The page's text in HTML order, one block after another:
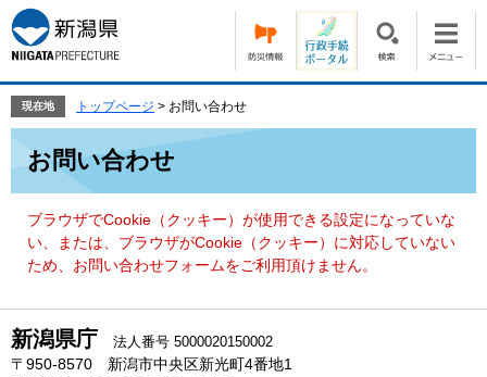
ー
ジ
の
頭
す。
ニ
ュ
ー
飛
て
現在地 トップページ > お問い合わせ
お問い合わせ
ブラウザでCookie（クッキー）が使用できる設定になっていな
い、または、ブラウザがCookie（クッキー）に対応していない
ため、お問い合わせフォームをご利用頂けません。
新潟県庁 法人番号 5000020150002
〒950-8570 新潟市中央区新光町4番地1